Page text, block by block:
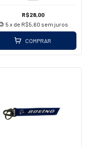
R$28,00
5 x de R$5,60 sem juros
COMPRAR